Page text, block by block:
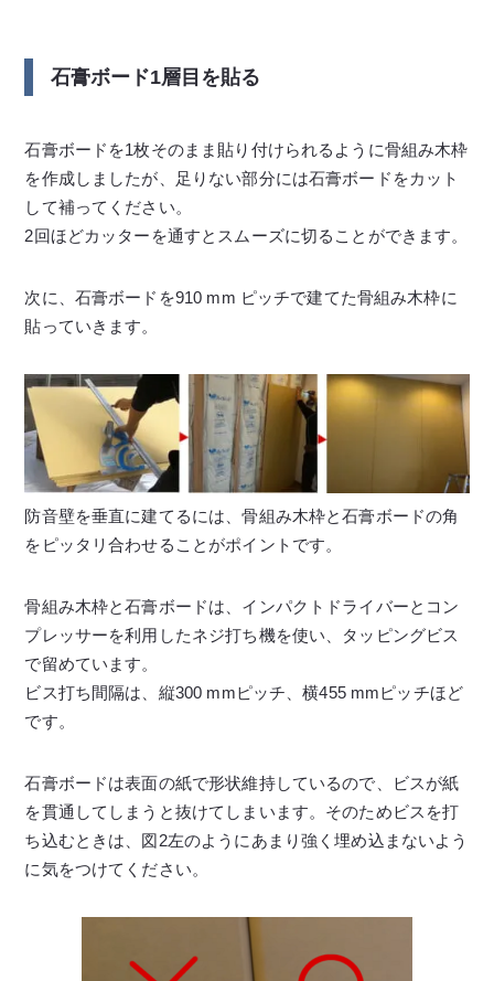
石膏ボード1層目を貼る
石膏ボードを1枚そのまま貼り付けられるように骨組み木枠
を作成しましたが、足りない部分には石膏ボードをカット
して補ってください。
2回ほどカッターを通すとスムーズに切ることができます。
次に、石膏ボードを910 mm ピッチで建てた骨組み木枠に
貼っていきます。
防音壁を垂直に建てるには、骨組み木枠と石膏ボードの角
をピッタリ合わせることがポイントです。
骨組み木枠と石膏ボードは、インパクトドライバーとコン
プレッサーを利用したネジ打ち機を使い、タッピングビス
で留めています。
ビス打ち間隔は、縦300 mmピッチ、横455 mmピッチほど
です。
石膏ボードは表面の紙で形状維持しているので、ビスが紙
を貫通してしまうと抜けてしまいます。そのためビスを打
ち込むときは、図2左のようにあまり強く埋め込まないよう
に気をつけてください。